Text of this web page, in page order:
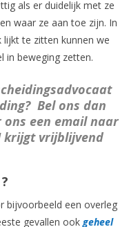
als er duidelijk met ze
waar ze aan toe zijn. In
lijkt te zitten kunnen we
in beweging zetten.
Bel ons dan
een email naar
krijgt vrijblijvend
bijvoorbeeld een overleg
gevallen ookgeheel